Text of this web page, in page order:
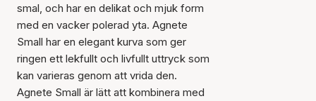
smal, och har en delikat och mjuk form
med en vacker polerad yta. Agnete
Small har en elegant kurva som ger
ringen ett lekfullt och livfullt uttryck som
kan varieras genom att vrida den.
Agnete Small är lätt att kombinera med